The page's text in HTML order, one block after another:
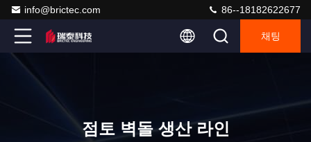
info@brictec.com 86--18182622677
채팅
점토 벽돌 생산 라인